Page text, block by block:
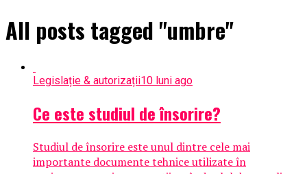
All posts tagged "umbre"
Legislație & autorizații10 luni ago
Ce este studiul de însorire?
Studiul de însorire este unul dintre cele mai
importante documente tehnice utilizate în